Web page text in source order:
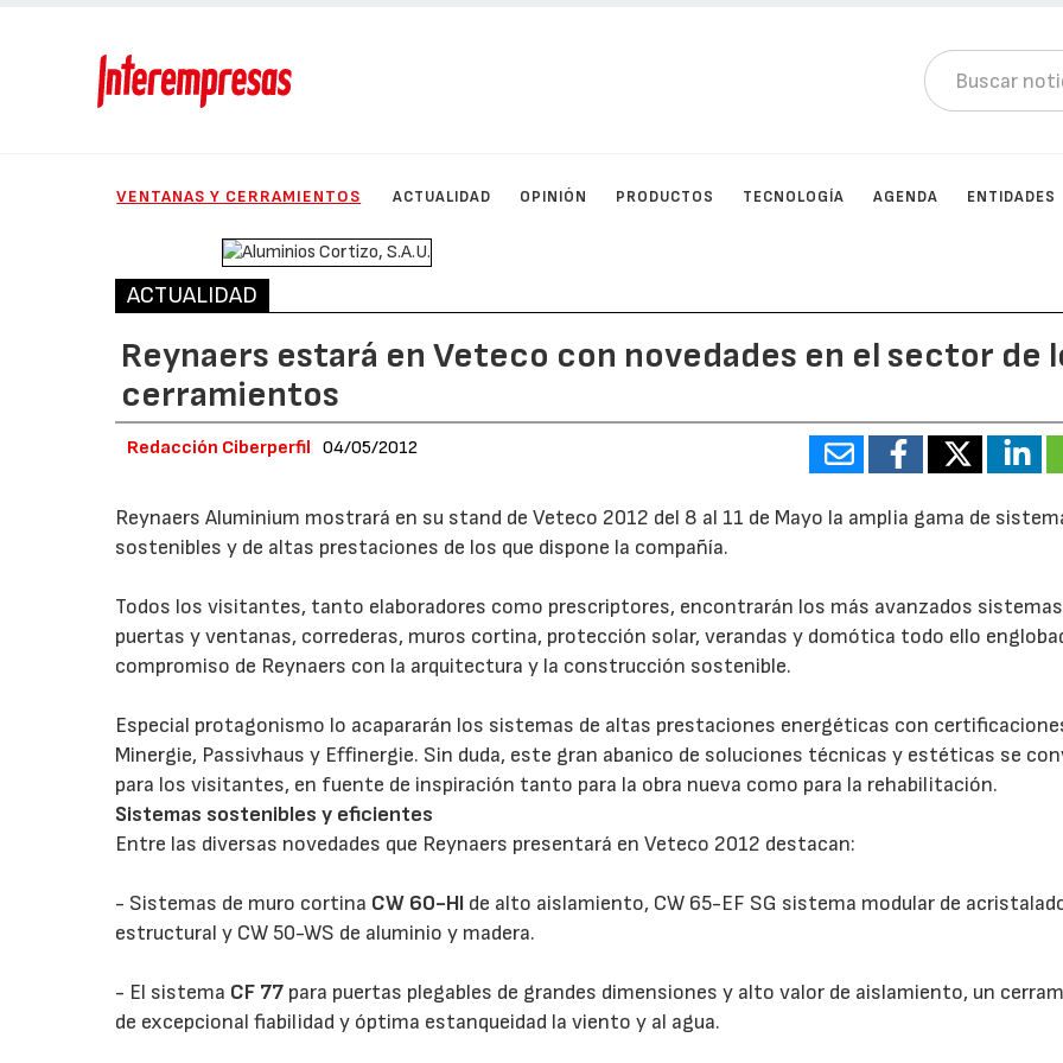
VENTANAS Y CERRAMIENTOS ACTUALIDAD OPINIÓN PRODUCTOS TECNOLOGÍA AGENDA ENTIDADES
ACTUALIDAD
Reynaers estará en Veteco con novedades en el sector de
cerramientos
Redacción Ciberperfil 04/05/2012
Reynaers Aluminium mostrará en su stand de Veteco 2012 del 8 al 11 de Mayo la amplia gama de
sostenibles y de altas prestaciones de los que dispone la compañía.
Todos los visitantes, tanto elaboradores como prescriptores, encontrarán los más avanzados
puertas y ventanas, correderas, muros cortina, protección solar, verandas y domótica todo ello
compromiso de Reynaers con la arquitectura y la construcción sostenible.
Especial protagonismo lo acapararán los sistemas de altas prestaciones energéticas con
Minergie, Passivhaus y Effinergie. Sin duda, este gran abanico de soluciones técnicas y estéticas se
para los visitantes, en fuente de inspiración tanto para la obra nueva como para la rehabilitación.
Sistemas sostenibles y eficientes
Entre las diversas novedades que Reynaers presentará en Veteco 2012 destacan:
- Sistemas de muro cortina CW 60-HI de alto aislamiento, CW 65-EF SG sistema modular de
estructural y CW 50-WS de aluminio y madera.
- El sistema CF 77 para puertas plegables de grandes dimensiones y alto valor de aislamiento, un
de excepcional fiabilidad y óptima estanqueidad la viento y al agua.